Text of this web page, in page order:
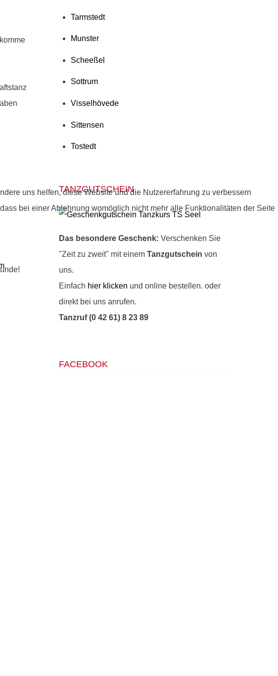
Tarmstedt
Munster
Scheeßel
Sottrum
Visselhövede
Sittensen
Tostedt
TANZGUTSCHEIN
Das besondere Geschenk: Verschenken Sie
"Zeit zu zweit" mit einem Tanzgutschein von
uns.
Einfach hier klicken und online bestellen. oder
direkt bei uns anrufen.
Tanzruf (0 42 61) 8 23 89
FACEBOOK
uns helfen, diese Website und die Nutzererfahrung zu verbessern
bei einer Ablehnung womöglich nicht mehr alle Funktionalitäten der Seite